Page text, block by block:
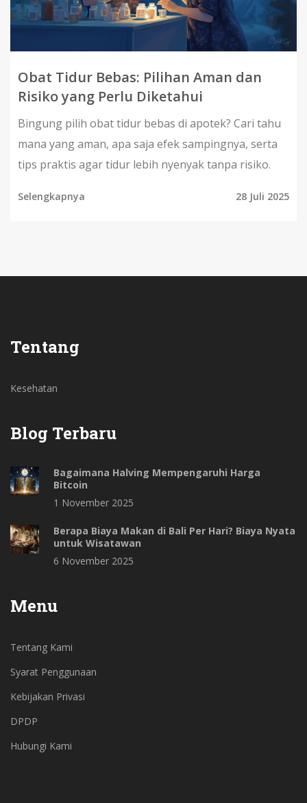
Obat Tidur Bebas: Pilihan Aman dan
Risiko yang Perlu Diketahui
Bingung pilih obat tidur bebas di apotek? Cari tahu
mana yang aman, apa saja efek sampingnya, serta
tips praktis agar tidur lebih nyenyak tanpa risiko.
Selengkapnya 28 Juli 2025
Tentang
Kesehatan
Blog Terbaru
Bagaimana Halving Mempengaruhi Harga
Bitcoin
1 November 2025
Berapa Biaya Makan di Bali Per Hari? Biaya Nyata
untuk Wisatawan
6 November 2025
Menu
Tentang Kami
Syarat Penggunaan
Kebijakan Privasi
DPDP
Hubungi Kami